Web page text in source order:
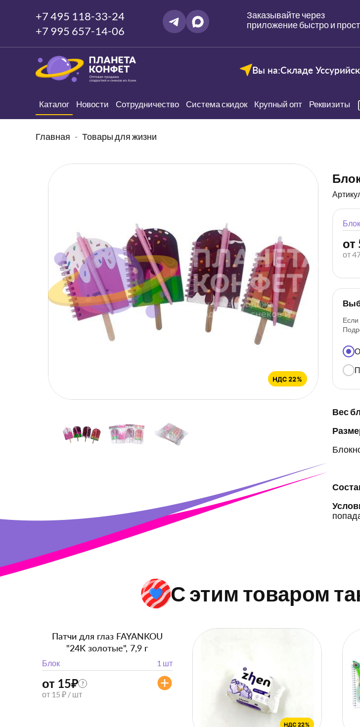
+7 495 118-33-24
+7 995 657-14-06
Заказывайте через
приложение быстро и
Вы на:Складе Уссурийск
Каталог Новости Сотрудничество Система скидок Крупный опт Реквизиты
Главная Товары для жизни
Блок
от
от
Если
Вес
С этим товаром
Патчи для глаз FAYANKOU
"24K золотые", 7,9 г
Блок 1 шт
от 15₽ ?
от 15 ₽ / шт